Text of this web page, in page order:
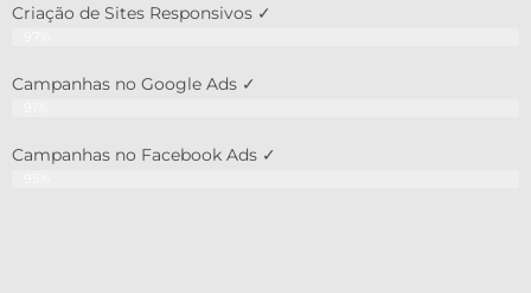
Criação de Sites Responsivos ✓
Campanhas no Google Ads ✓
Campanhas no Facebook Ads ✓